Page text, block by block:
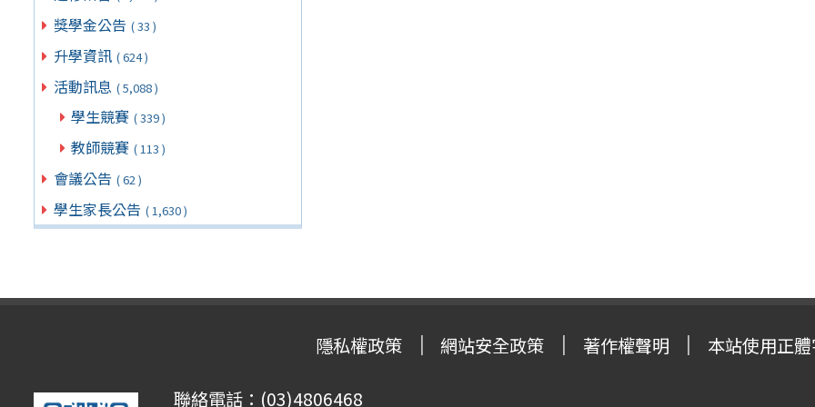
獎學金公告 ( 33 )
升學資訊 ( 624 )
活動訊息 ( 5,088 )
學生競賽 ( 339 )
教師競賽 ( 113 )
會議公告 ( 62 )
學生家長公告 ( 1,630 )
隱私權政策 網站安全政策 著作權聲明 本站使用正
聯絡電話：(03)4806468